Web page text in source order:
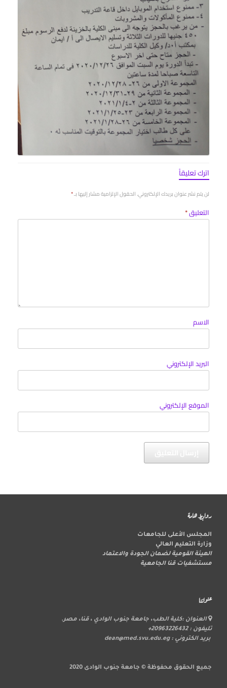
اترك تعليقاً
لن يتم نشر عنوان بريدك الإلكتروني.الحقول الإلزامية مشار إليها بـ*
التعليق*
الاسم
البريد الإلكتروني
الموقع الإلكتروني
روابط هامة
المجلس الأعلى للجامعات
وزارة التعليم العالي
الهيئة القومية لضمان الجودة والاعتماد
مستشفيات قنا الجامعية
عنواننا
العنوان :كلية الطب، جامعة جنوب الوادي ، قنا، مصر.
تليفون : 20963226432+
بريد الكتروني : dean@med.svu.edu.eg
جميع الحقوق محفوظة © جامعة جنوب الوادى 2020